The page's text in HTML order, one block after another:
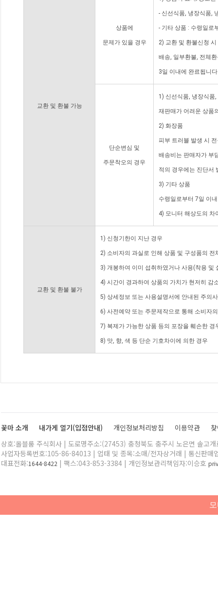
교환 및 환불 가능
상품에
문제가 있을 경우
- 신선식품, 냉장식품,
- 기타 상품 : 수령일로
2) 교환 및 환불신청
배송, 일부환불, 전체
3일 이내에 완료됩니
단순변심 및
주문착오의 경우
1) 신선식품, 냉장식품
재판매가 어려운 상품
2) 화장품
피부 트러블 발생 시
배송비는 판매자가 부
적의 경우에는 진단서
3) 기타 상품
수령일로부터 7일 이
4) 모니터 해상도의 차
교환 및 환불 불가
1) 신청기한이 지난 경우
2) 소비자의 과실로 인해 상품 및 구성품의
3) 개봉하여 이미 섭취하였거나 사용(착용 및
4) 시간이 경과하여 상품의 가치가 현저히 감
5) 상세정보 또는 사용설명서에 안내된 주의
6) 사전예약 또는 주문제작으로 통해 소비자
7) 복제가 가능한 상품 등의 포장을 훼손한 경
8) 맛, 향, 색 등 단순 기호차이에 의한 경우
꽃마 소개 내가게 열기(입점안내) 개인정보처리방침 이용약관
상호:올블룸 주식회사 | 도로명주소:(27453) 충청북도 충주시 노은면 솔고
사업자등록번호:105-86-84013 | 업태 및 종목:소매/전자상거래 | 통신판매
대표전화:1644-8422 | 팩스:043-853-3384 | 개인정보관리책임자:이승호